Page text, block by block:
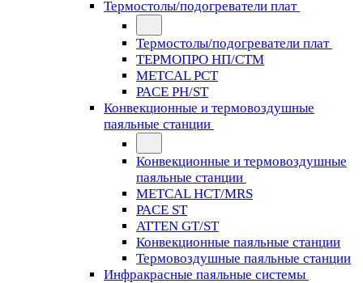
Термостолы/подогреватели плат
Термостолы/подогреватели плат
ТЕРМОПРО НП/СТМ
METCAL PCT
PACE PH/ST
Конвекционные и термовоздушные
паяльные станции
Конвекционные и термовоздушные
паяльные станции
METCAL HCT/MRS
PACE ST
ATTEN GT/ST
Конвекционные паяльные станции
Термовоздушные паяльные станции
Инфракрасные паяльные системы